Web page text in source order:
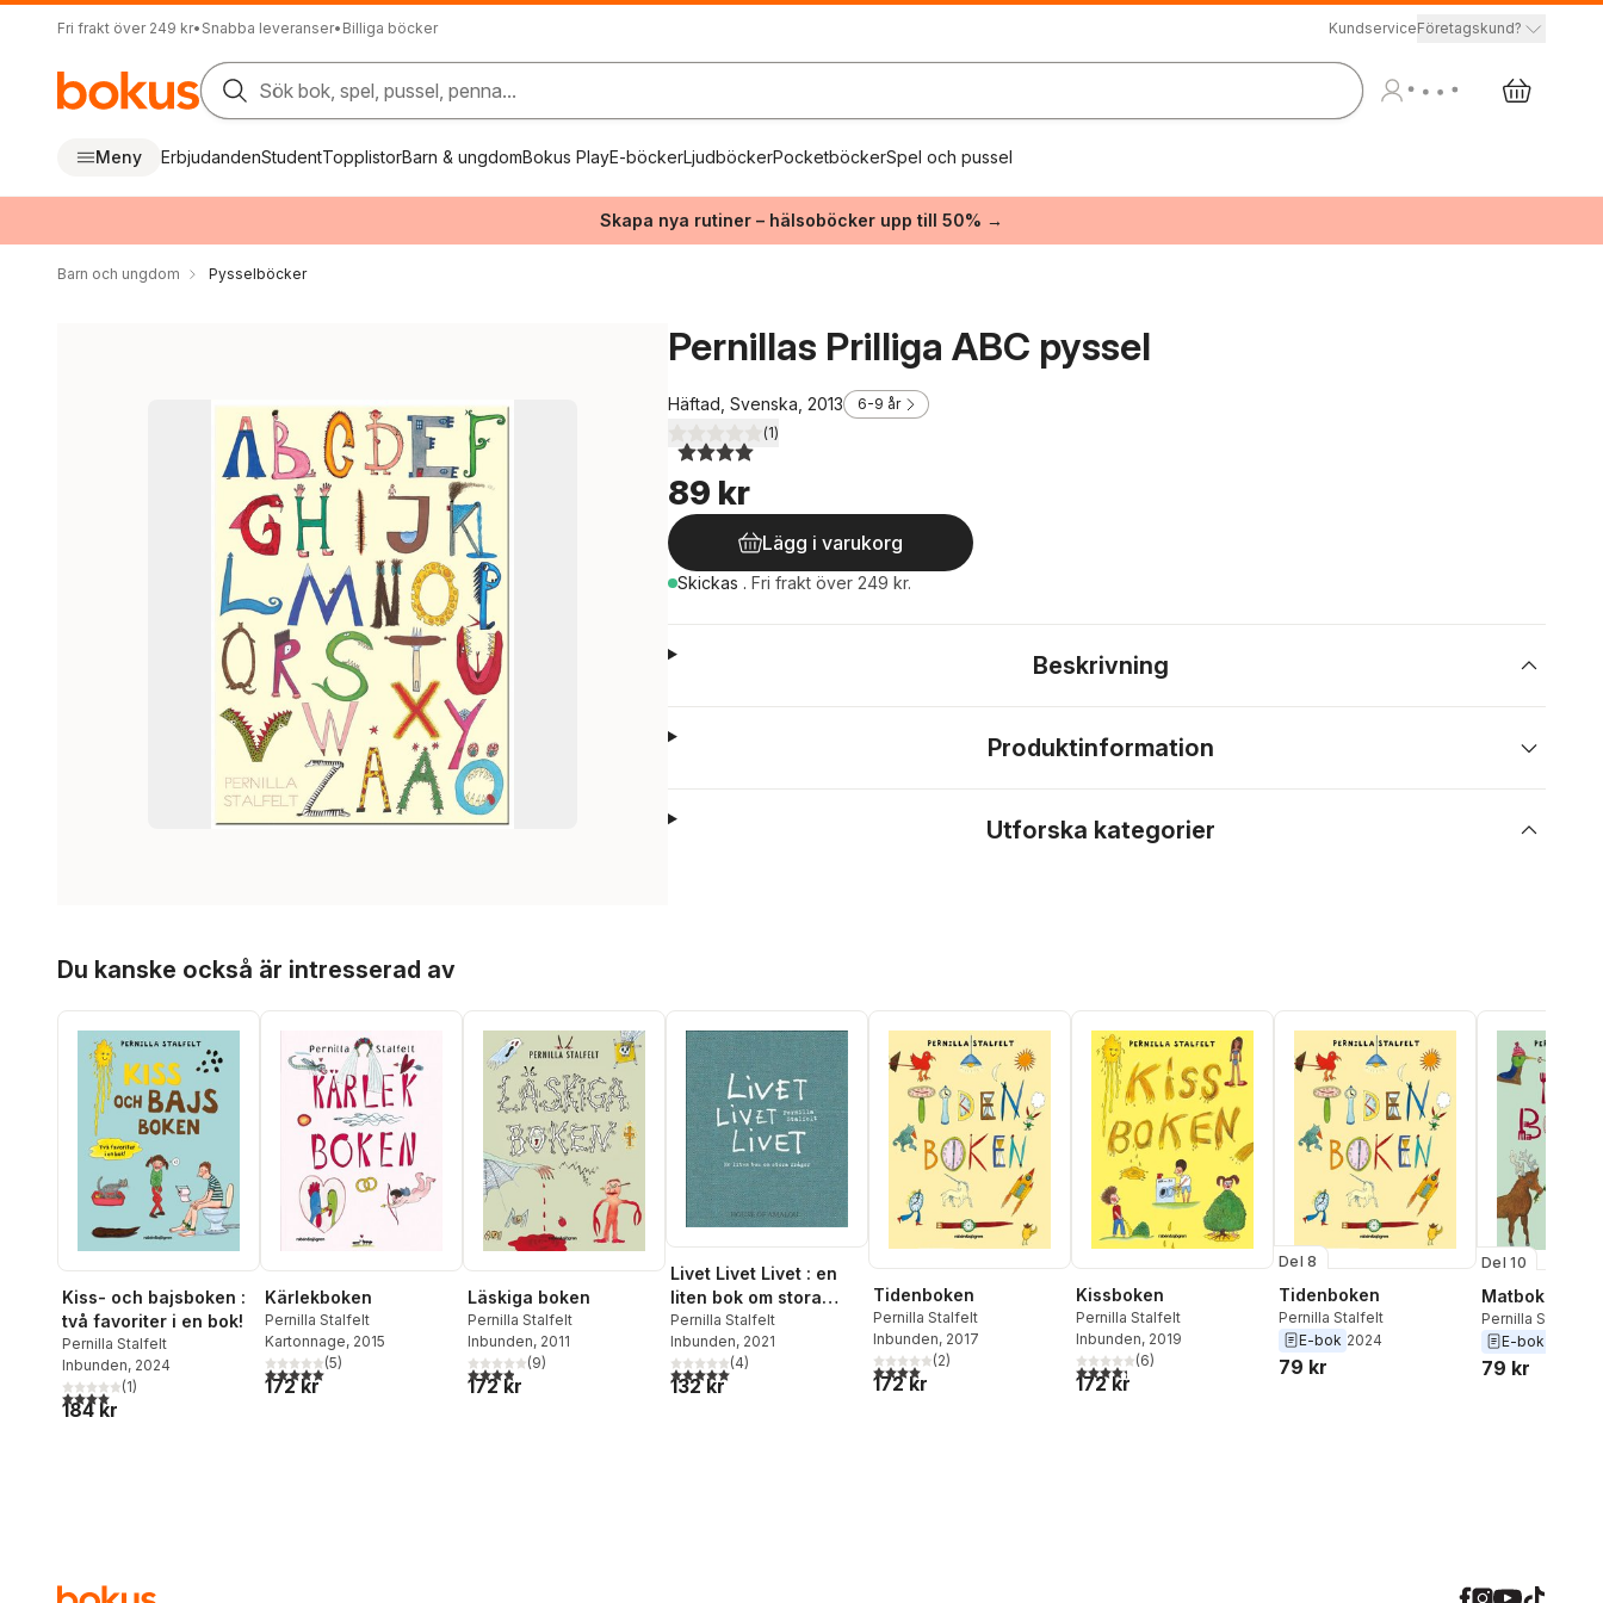
Fri frakt över 249 kr• Snabba leveranser• Billiga böcker KundserviceFöretagskund?
Sök bok, spel, pussel, penna...
Meny ErbjudandenStudentTopplistorBarn & ungdomBokus PlayE-böckerLjudböckerPocketböckerSpel och pussel
Skapa nya rutiner – hälsoböcker upp till 50% →
Barn och ungdom Pysselböcker
Pernillas Prilliga ABC pyssel
Häftad, Svenska, 2013 6-9 år
4,0utav 5 stjärnor. Totalt antal röster:
(1)
89 kr
Lägg i varukorg
Skickas . Fri frakt över 249 kr.
Beskrivning
Produktinformation
Utforska kategorier
Du kanske också är intresserad av
Kiss- och bajsboken :
två favoriter i en bok!
Pernilla Stalfelt
Inbunden, 2024
4,0utav 5 stjärnor. Totalt antal röster:
(1)
184 kr
Kärlekboken
Pernilla Stalfelt
Kartonnage, 2015
5,0utav 5 stjärnor. Totalt antal röster:
(5)
172 kr
Läskiga boken
Pernilla Stalfelt
Inbunden, 2011
3,9utav 5 stjärnor. Totalt antal röster:
(9)
172 kr
Livet Livet Livet : en
liten bok om stora
frågor
Pernilla Stalfelt
Inbunden, 2021
5,0utav 5 stjärnor. Totalt antal röster:
(4)
132 kr
Tidenboken
Pernilla Stalfelt
Inbunden, 2017
4,0utav 5 stjärnor. Totalt antal röster:
(2)
172 kr
Kissboken
Pernilla Stalfelt
Inbunden, 2019
4,3utav 5 stjärnor. Totalt antal röster:
(6)
172 kr
Del 8
Tidenboken
Pernilla Stalfelt
E-bok 2024
79 kr
Del 10
Matboken
Pernilla Stalfelt
E-bok
79 kr